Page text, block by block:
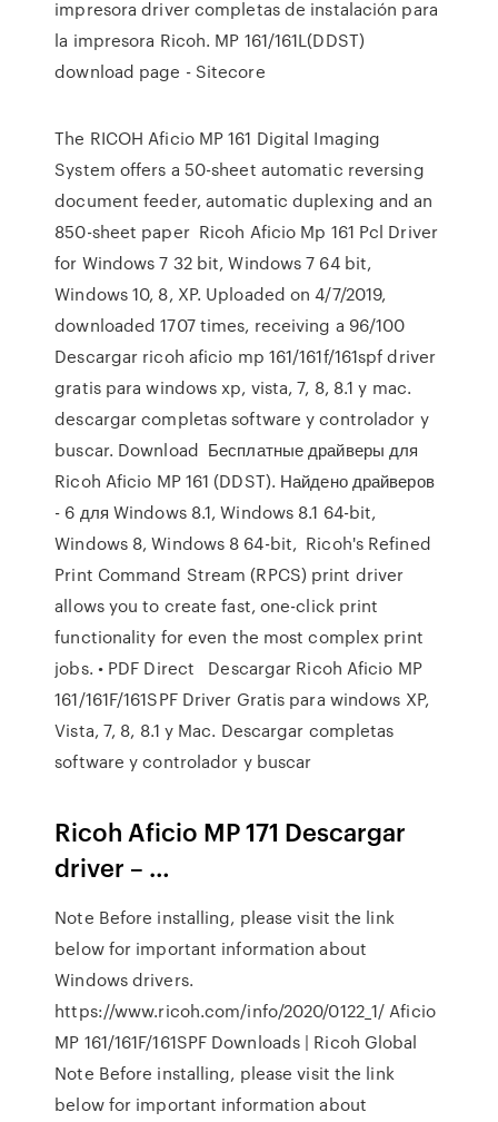
impresora driver completas de instalación para
la impresora Ricoh. MP 161/161L(DDST)
download page - Sitecore
The RICOH Aficio MP 161 Digital Imaging
System offers a 50-sheet automatic reversing
document feeder, automatic duplexing and an
850-sheet paper Ricoh Aficio Mp 161 Pcl Driver
for Windows 7 32 bit, Windows 7 64 bit,
Windows 10, 8, XP. Uploaded on 4/7/2019,
downloaded 1707 times, receiving a 96/100
Descargar ricoh aficio mp 161/161f/161spf driver
gratis para windows xp, vista, 7, 8, 8.1 y mac.
descargar completas software y controlador y
buscar. Download Бесплатные драйверы для
Ricoh Aficio MP 161 (DDST). Найдено драйверов
- 6 для Windows 8.1, Windows 8.1 64-bit,
Windows 8, Windows 8 64-bit, Ricoh's Refined
Print Command Stream (RPCS) print driver
allows you to create fast, one-click print
functionality for even the most complex print
jobs. • PDF Direct Descargar Ricoh Aficio MP
161/161F/161SPF Driver Gratis para windows XP,
Vista, 7, 8, 8.1 y Mac. Descargar completas
software y controlador y buscar
Ricoh Aficio MP 171 Descargar
driver – …
Note Before installing, please visit the link
below for important information about
Windows drivers.
https://www.ricoh.com/info/2020/0122_1/ Aficio
MP 161/161F/161SPF Downloads | Ricoh Global
Note Before installing, please visit the link
below for important information about